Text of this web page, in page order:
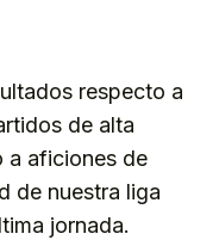
respecto a
de alta
a aficiones de
de nuestra liga
jornada.